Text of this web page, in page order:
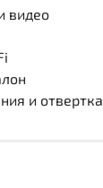
видео
и отвертка